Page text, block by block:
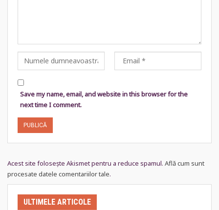
Save my name, email, and website in this browser for the
next time I comment.
Acest site folosește Akismet pentru a reduce spamul. Află cum sunt
procesate datele comentariilor tale.
ULTIMELE ARTICOLE